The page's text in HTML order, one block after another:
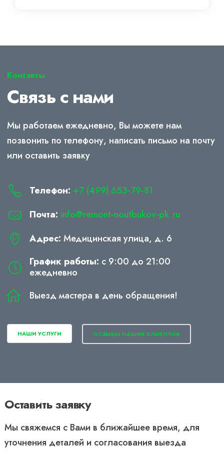
Контакты
Связь с нами
Мы работаем ежедневно, Вы можете нам
позвонить по телефону, написать письмо на почту
или оставить заявку
Телефон: +7 (499) 653-79-81
Почта: info@remont-noutbukov-pk.ru
Адрес: Медицинская улица, д. 6
График работы: с 9:00 до 21:00
ежедневно
Выезд мастера в день обращения!
НАШИ УСЛУГИ ОТЗЫВЫ НАШИХ КЛИЕНТОВ
Оставить заявку
Мы свяжемся с Вами в ближайшее время, для
уточнения деталей и согласования выезда